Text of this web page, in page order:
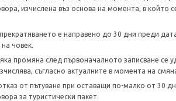
изчислена въз основа на момента, в който
е направено до 30 дни преди
човек.
промяна след първоначалното записване се
съгласно актуалните в момента на
от пътуване при оставащи по-малко от 30
за туристически пакет.